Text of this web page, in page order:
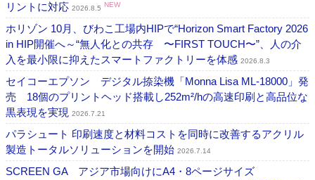
リントに対応 2026.8.5 NEW
ホリゾン 10月、びわこ工場内HIPで“Horizon Smart Factory 2026
in HIP開催へ～“無人化との共存 〜FIRST TOUCH〜”、人の介
入を最小限に抑えたスマートファクトリーを体感 2026.8.3
セイコーエプソン デジタル捺染機「Monna Lisa ML-18000」発
売 18個のプリントヘッド搭載し252m²/hの高速印刷と高品位な
黒表現を実現 2026.7.21
パラシュート 印刷速度と材料コストを同時に改善するアクリル
製造トータルソリューションを開始 2026.7.14
SCREEN GA アジア市場向けにA4・8ページサイズ